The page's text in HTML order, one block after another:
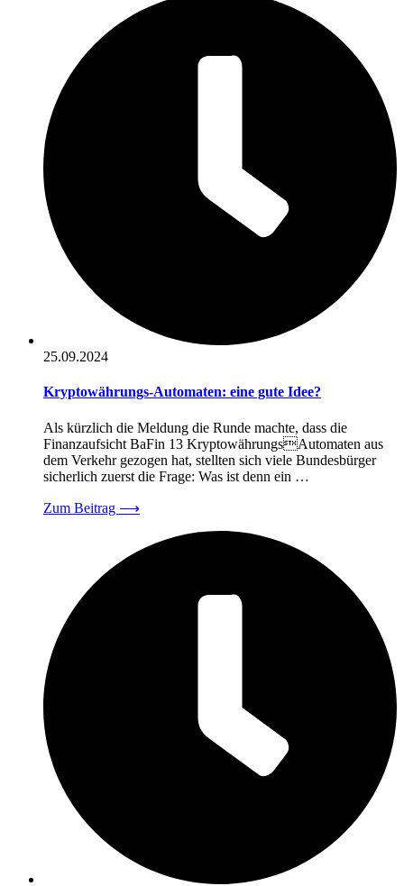
25.09.2024
Kryptowährungs-Automaten: eine gute Idee?
Als kürzlich die Meldung die Runde machte, dass die
Finanzaufsicht BaFin 13 KryptowährungsAutomaten aus
dem Verkehr gezogen hat, stellten sich viele Bundesbürger
sicherlich zuerst die Frage: Was ist denn ein …
Zum Beitrag ⟶